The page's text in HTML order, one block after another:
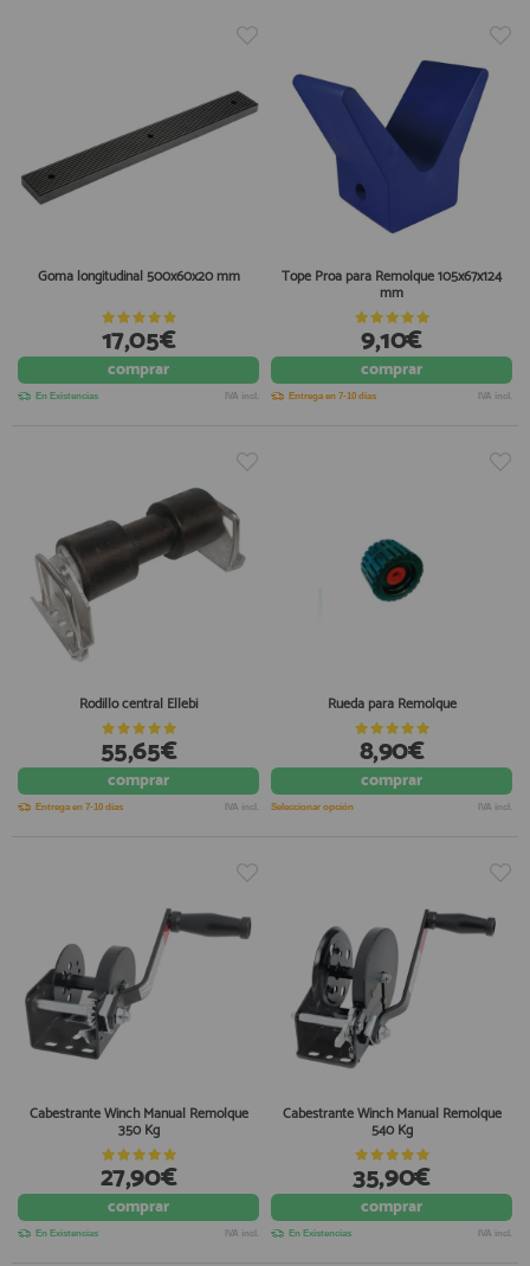
Goma longitudinal 500x60x20 mm
17,05€
comprar
En Existencias IVA incl.
Tope Proa para Remolque 105x67x124
mm
9,10€
comprar
Entrega en 7-10 días IVA incl.
Rodillo central Ellebi
55,65€
comprar
Entrega en 7-10 días IVA incl.
Rueda para Remolque
8,90€
comprar
Seleccionar opción IVA incl.
Cabestrante Winch Manual Remolque
350 Kg
27,90€
comprar
En Existencias IVA incl.
Cabestrante Winch Manual Remolque
540 Kg
35,90€
comprar
En Existencias IVA incl.